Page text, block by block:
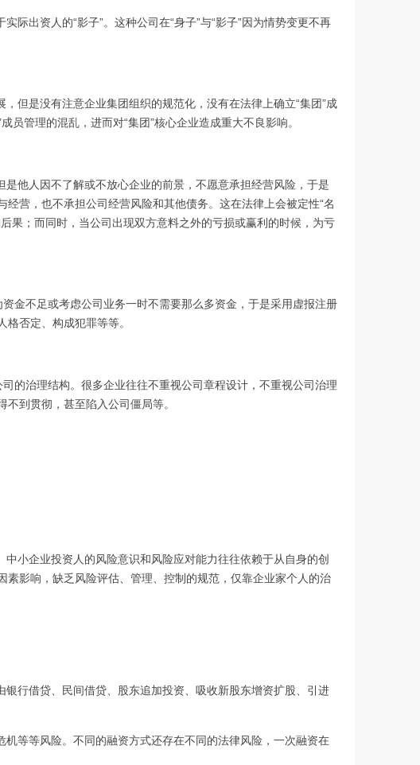
出资人的“影子”。这种公司在“身子”与“影子”因为情势变更不再
但是没有注意企业集团组织的规范化，没有在法律上确立“集团”成
员管理的混乱，进而对“集团”核心企业造成重大不良影响。
他人因不了解或不放心企业的前景，不愿意承担经营风险，于是
营，也不承担公司经营风险和其他债务。这在法律上会被定性“名
果；而同时，当公司出现双方意料之外的亏损或赢利的时候，为亏
金不足或考虑公司业务一时不需要那么多资金，于是采用虚报注册
否定、构成犯罪等等。
的治理结构。很多企业往往不重视公司章程设计，不重视公司治理
到贯彻，甚至陷入公司僵局等。
小企业投资人的风险意识和风险应对能力往往依赖于从自身的创
影响，缺乏风险评估、管理、控制的规范，仅靠企业家个人的治
行借贷、民间借贷、股东追加投资、吸收新股东增资扩股、引进
等等风险。不同的融资方式还存在不同的法律风险，一次融资在